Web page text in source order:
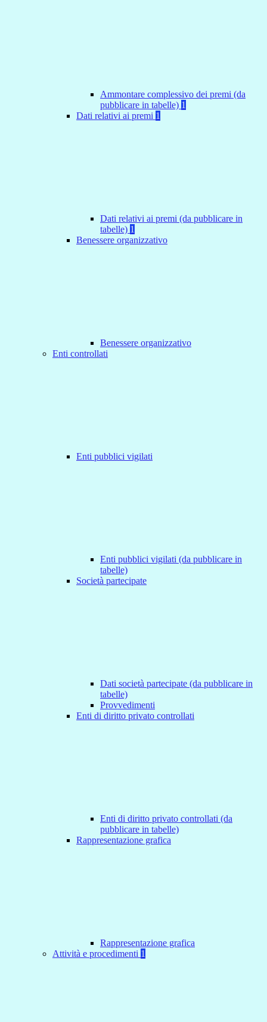
Ammontare complessivo dei premi (da
pubblicare in tabelle) 1
Dati relativi ai premi 1
Dati relativi ai premi (da pubblicare in
tabelle) 1
Benessere organizzativo
Benessere organizzativo
Enti controllati
Enti pubblici vigilati
Enti pubblici vigilati (da pubblicare in
tabelle)
Società partecipate
Dati società partecipate (da pubblicare in
tabelle)
Provvedimenti
Enti di diritto privato controllati
Enti di diritto privato controllati (da
pubblicare in tabelle)
Rappresentazione grafica
Rappresentazione grafica
Attività e procedimenti 1